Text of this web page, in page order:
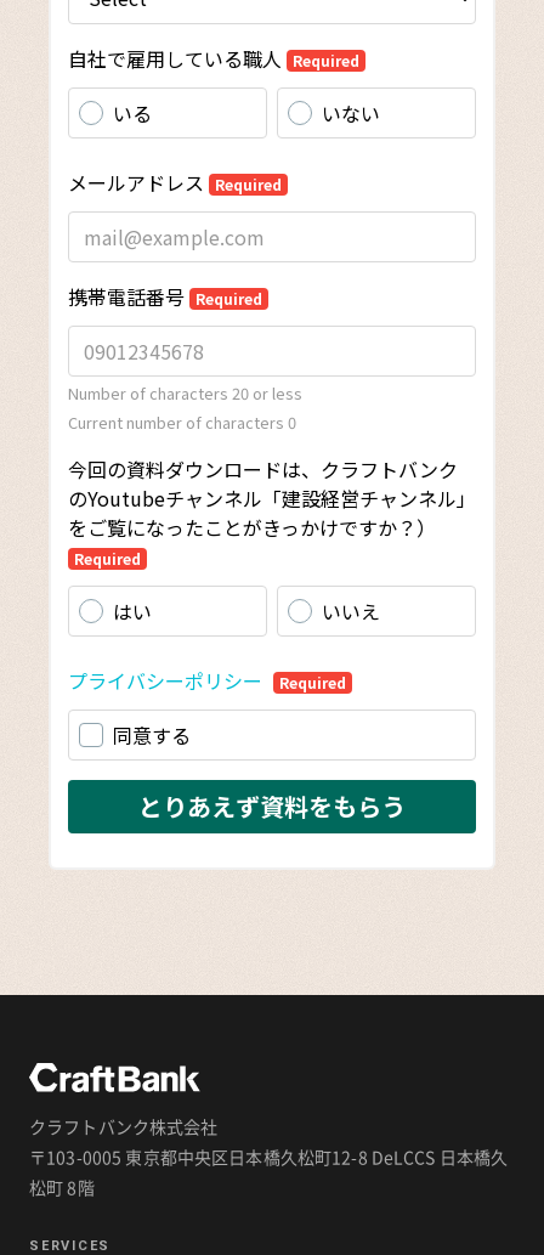
クラフトバンク株式会社
〒103-0005 東京都中央区日本橋久松町12-8 DeLCCS 日本橋久
松町 8階
SERVICES